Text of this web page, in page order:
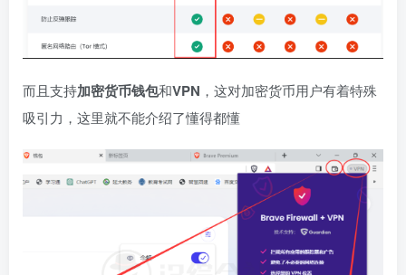
而且支持加密货币钱包和VPN ，这对加密货币用户有着特殊
吸引力，这里就不能介绍了懂得都懂